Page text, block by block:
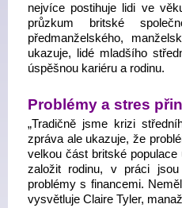
nejvíce postihuje lidi ve
průzkum britské
předmanželského,
ukazuje, lidé mladšího
úspěšnou kariéru a rodinu.
Problémy a stres
„Tradičně jsme krizi
zpráva ale ukazuje, že
velkou část britské
založit rodinu, v práci
problémy s financemi.
vysvětluje Claire Tyler,